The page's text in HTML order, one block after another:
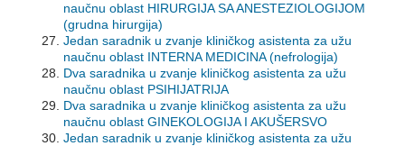
naučnu oblast HIRURGIJA SA ANESTEZIOLOGIJOM
(grudna hirurgija)
Jedan saradnik u zvanje kliničkog asistenta za užu
naučnu oblast INTERNA MEDICINA (nefrologija)
Dva saradnika u zvanje kliničkog asistenta za užu
naučnu oblast PSIHIJATRIJA
Dva saradnika u zvanje kliničkog asistenta za užu
naučnu oblast GINEKOLOGIJA I AKUŠERSVO
Jedan saradnik u zvanje kliničkog asistenta za užu